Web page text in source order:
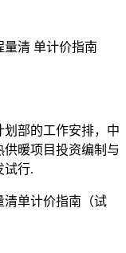
清 单计价指南
部的工作安排，中
供暖项目投资编制与
试行.
清单计价指南（试